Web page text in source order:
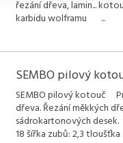
řezání dřeva, lamin...
karbidu wolframu ...
SEMBO pilový
SEMBO pilový kotouč
dřeva. Řezání měkkých
sádrokartonových
18 šířka zubů: 2,3 tloušťka